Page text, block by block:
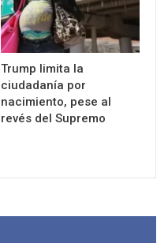
Trump limita la
ciudadanía por
nacimiento, pese al
revés del Supremo